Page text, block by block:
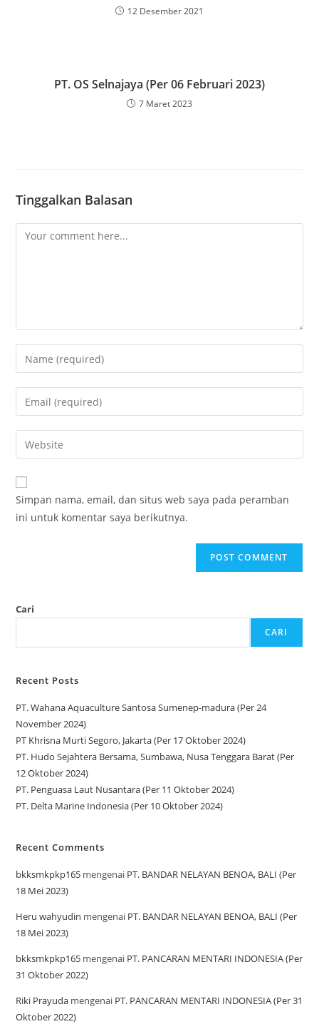
12 Desember 2021
PT. OS Selnajaya (Per 06 Februari 2023)
7 Maret 2023
Tinggalkan Balasan
Simpan nama, email, dan situs web saya pada peramban
ini untuk komentar saya berikutnya.
Cari
CARI
Recent Posts
PT. Wahana Aquaculture Santosa Sumenep-madura (Per 24
November 2024)
PT Khrisna Murti Segoro, Jakarta (Per 17 Oktober 2024)
PT. Hudo Sejahtera Bersama, Sumbawa, Nusa Tenggara Barat (Per
12 Oktober 2024)
PT. Penguasa Laut Nusantara (Per 11 Oktober 2024)
PT. Delta Marine Indonesia (Per 10 Oktober 2024)
Recent Comments
bkksmkpkp165 mengenai PT. BANDAR NELAYAN BENOA, BALI (Per
18 Mei 2023)
Heru wahyudin mengenai PT. BANDAR NELAYAN BENOA, BALI (Per
18 Mei 2023)
bkksmkpkp165 mengenai PT. PANCARAN MENTARI INDONESIA (Per
31 Oktober 2022)
Riki Prayuda mengenai PT. PANCARAN MENTARI INDONESIA (Per 31
Oktober 2022)